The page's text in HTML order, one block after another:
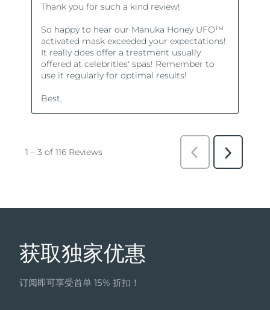
获取独家优惠
订阅即可享受首单 15% 折扣！